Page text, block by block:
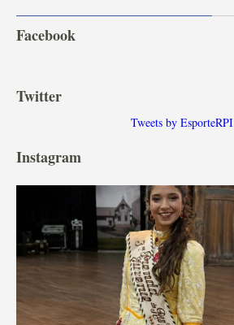
Facebook
Twitter
Tweets by EsporteRPI
Instagram